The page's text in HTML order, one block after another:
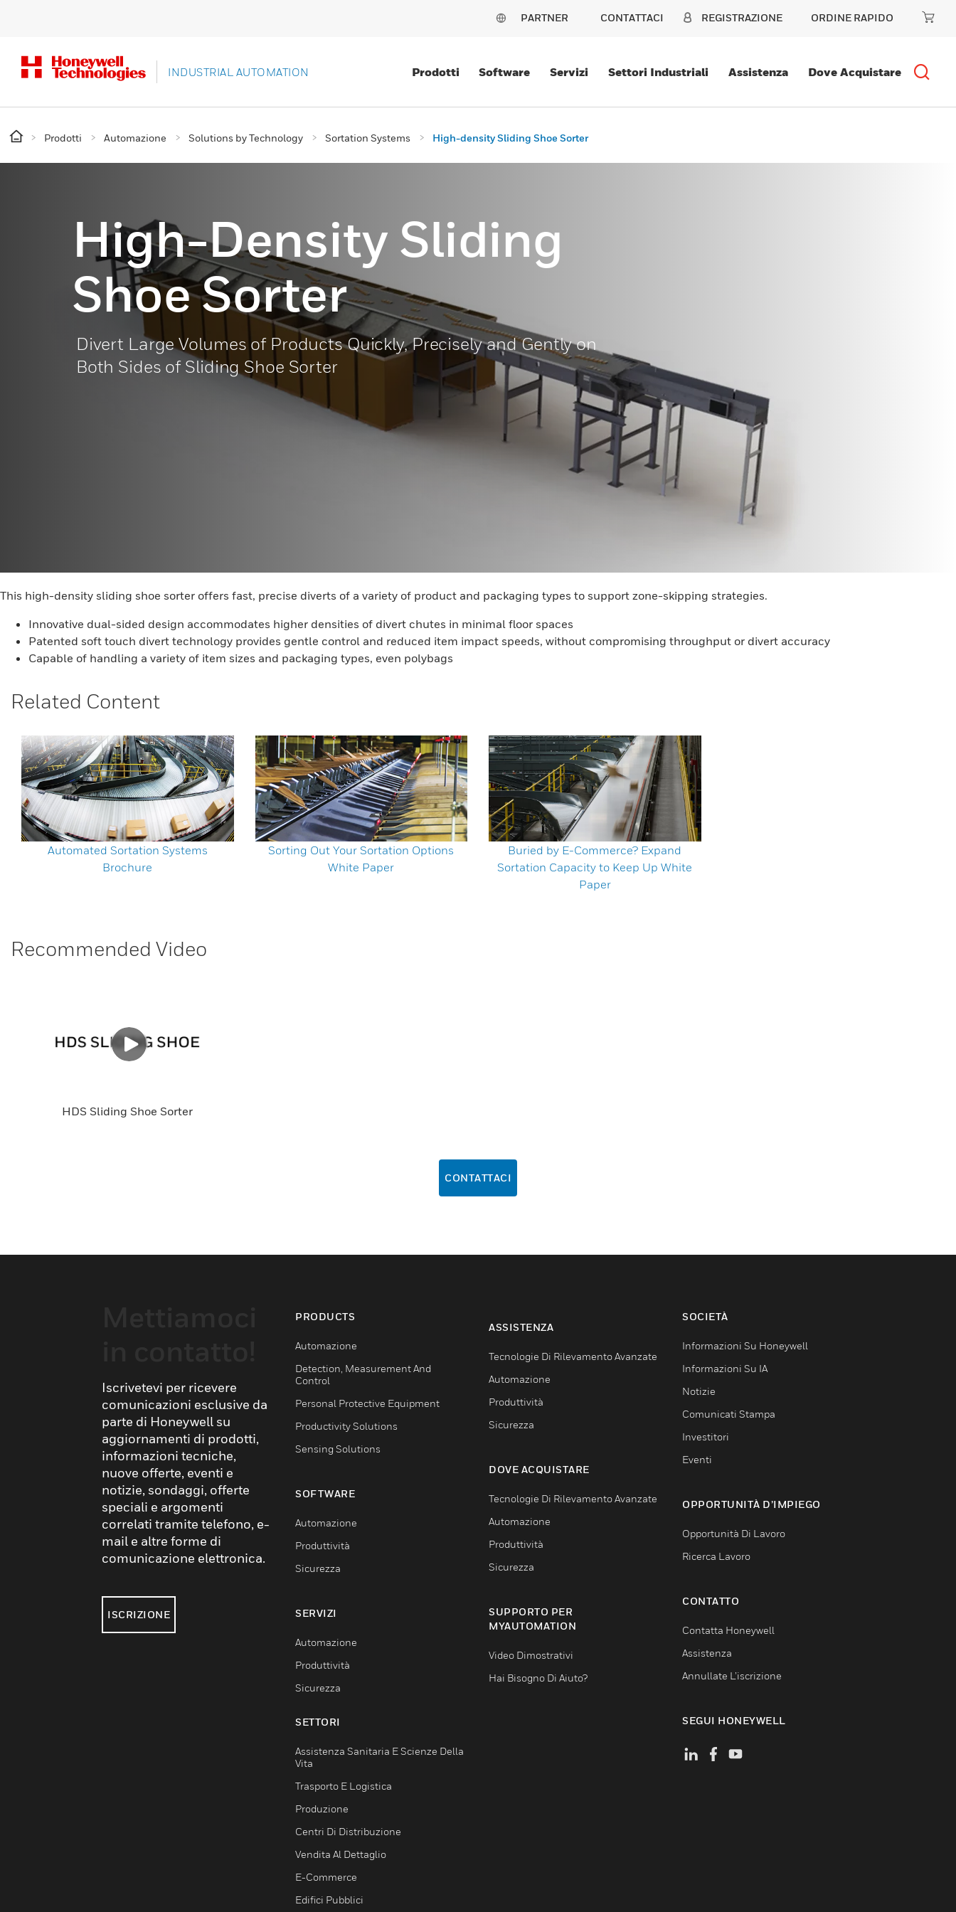
PARTNER CONTATTACI REGISTRAZIONE ORDINE RAPIDO
INDUSTRIAL AUTOMATION Prodotti Software Servizi Settori Industriali Assistenza Dove Acquistare
Prodotti Automazione Solutions by Technology Sortation Systems High-density Sliding Shoe Sorter
High-Density Sliding
Shoe Sorter
Divert Large Volumes of Products Quickly, Precisely and Gently on
Both Sides of Sliding Shoe Sorter
This high-density sliding shoe sorter offers fast, precise diverts of a variety of product and packaging types to support zone-skipping strategies.
Innovative dual-sided design accommodates higher densities of divert chutes in minimal floor spaces
Patented soft touch divert technology provides gentle control and reduced item impact speeds, without compromising throughput or divert accuracy
Capable of handling a variety of item sizes and packaging types, even polybags
Related Content
Automated Sortation Systems
Brochure
Sorting Out Your Sortation Options
White Paper
Buried by E-Commerce? Expand
Sortation Capacity to Keep Up White
Paper
Recommended Video
HDS Sliding Shoe Sorter
CONTATTACI
Iscrivetevi per ricevere
comunicazioni esclusive da
parte di Honeywell su
aggiornamenti di prodotti,
informazioni tecniche,
nuove offerte, eventi e
notizie, sondaggi, offerte
speciali e argomenti
correlati tramite telefono, e-
mail e altre forme di
comunicazione elettronica.
ISCRIZIONE
PRODUCTS
Automazione
Detection, Measurement And
Control
Personal Protective Equipment
Productivity Solutions
Sensing Solutions
SOFTWARE
Automazione
Produttività
Sicurezza
SERVIZI
Automazione
Produttività
Sicurezza
SETTORI
Assistenza Sanitaria E Scienze Della
Vita
Trasporto E Logistica
Produzione
Centri Di Distribuzione
Vendita Al Dettaglio
E-Commerce
Edifici Pubblici
ASSISTENZA
Tecnologie Di Rilevamento Avanzate
Automazione
Produttività
Sicurezza
DOVE ACQUISTARE
Tecnologie Di Rilevamento Avanzate
Automazione
Produttività
Sicurezza
SUPPORTO PER
MYAUTOMATION
Video Dimostrativi
Hai Bisogno Di Aiuto?
SOCIETÀ
Informazioni Su Honeywell
Informazioni Su IA
Notizie
Comunicati Stampa
Investitori
Eventi
OPPORTUNITÀ D’IMPIEGO
Opportunità Di Lavoro
Ricerca Lavoro
CONTATTO
Contatta Honeywell
Assistenza
Annullate L’iscrizione
SEGUI HONEYWELL